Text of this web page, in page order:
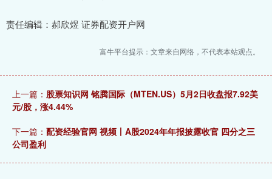
责任编辑：郝欣煜 证券配资开户网
富牛平台提示：文章来自网络，不代表本站观点。
上一篇： 股票知识网 铭腾国际（MTEN.US）5月2日收盘报7.92美
元/股，涨4.44%
下一篇： 配资经验官网 视频丨A股2024年年报披露收官 四分之三
公司盈利